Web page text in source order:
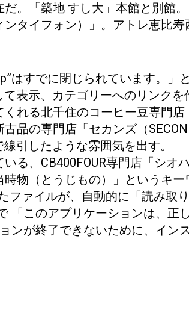
。「築地 すし大」本館と別館。
タイフォン）」。アトレ恵比寿
はすでに閉じられています。」
表示、カテゴリーへのリンクを
れる北千住のコーヒー豆専門店
品の専門店「セカンズ（
引したような雰囲気を出す。
る、CB400FOUR専門店「シオハ
物（とうじもの）」というキー
ファイルが、自動的に「読み取
「このアプリケーションは、正
ンが終了できないために、イン